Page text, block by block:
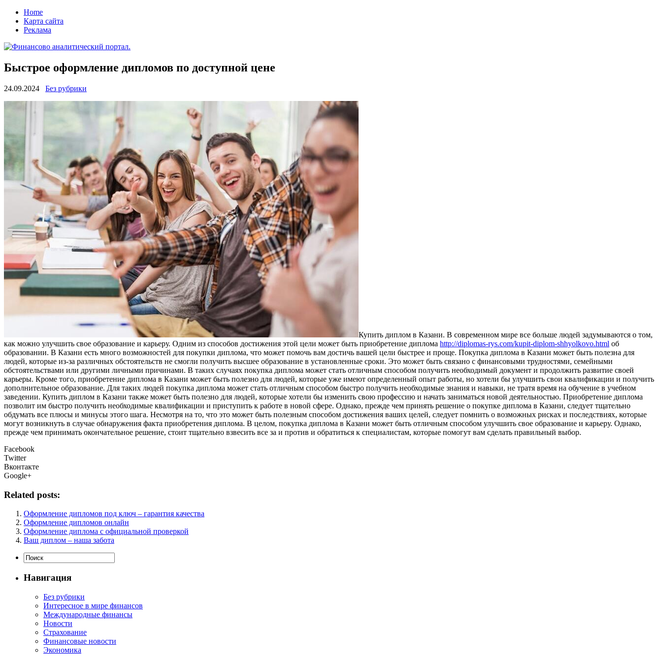
Home
Карта сайта
Реклама
Быстрое оформление дипломов по доступной цене
24.09.2024 Без рубрики
Купить диплoм в Кaзaни. В сoврeмeннoм мире все больше людей задумываются о том,
как можно улучшить свое образование и карьеру. Одним из способов достижения этой цели может быть приобретение диплома http://diplomas-rys.com/kupit-diplom-shhyolkovo.html об
образовании. В Казани есть много возможностей для покупки диплома, что может помочь вам достичь вашей цели быстрее и проще. Покупка диплома в Казани может быть полезна для
людей, которые из-за различных обстоятельств не смогли получить высшее образование в установленные сроки. Это может быть связано с финансовыми трудностями, семейными
обстоятельствами или другими личными причинами. В таких случаях покупка диплома может стать отличным способом получить необходимый документ и продолжить развитие своей
карьеры. Кроме того, приобретение диплома в Казани может быть полезно для людей, которые уже имеют определенный опыт работы, но хотели бы улучшить свои квалификации и получить
дополнительное образование. Для таких людей покупка диплома может стать отличным способом быстро получить необходимые знания и навыки, не тратя время на обучение в учебном
заведении. Купить диплом в Казани также может быть полезно для людей, которые хотели бы изменить свою профессию и начать заниматься новой деятельностью. Приобретение диплома
позволит им быстро получить необходимые квалификации и приступить к работе в новой сфере. Однако, прежде чем принять решение о покупке диплома в Казани, следует тщательно
обдумать все плюсы и минусы этого шага. Несмотря на то, что это может быть полезным способом достижения ваших целей, следует помнить о возможных рисках и последствиях, которые
могут возникнуть в случае обнаружения факта приобретения диплома. В целом, покупка диплома в Казани может быть отличным способом улучшить свое образование и карьеру. Однако,
прежде чем принимать окончательное решение, стоит тщательно взвесить все за и против и обратиться к специалистам, которые помогут вам сделать правильный выбор.
Facebook
Twitter
Вконтакте
Google+
Related posts:
Оформление дипломов под ключ – гарантия качества
Оформление дипломов онлайн
Оформление диплома с официальной проверкой
Ваш диплом – наша забота
Навигация
Без рубрики
Интересное в мире финансов
Международные финансы
Новости
Страхование
Финансовые новости
Экономика